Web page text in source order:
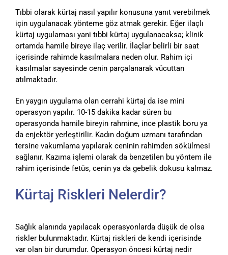
Tıbbi olarak kürtaj nasıl yapılır konusuna yanıt verebilmek
için uygulanacak yönteme göz atmak gerekir. Eğer ilaçlı
kürtaj uygulaması yani tıbbi kürtaj uygulanacaksa; klinik
ortamda hamile bireye ilaç verilir. İlaçlar belirli bir saat
içerisinde rahimde kasılmalara neden olur. Rahim içi
kasılmalar sayesinde cenin parçalanarak vücuttan
atılmaktadır.
En yaygın uygulama olan cerrahi kürtaj da ise mini
operasyon yapılır. 10-15 dakika kadar süren bu
operasyonda hamile bireyin rahmine, ince plastik boru ya
da enjektör yerleştirilir. Kadın doğum uzmanı tarafından
tersine vakumlama yapılarak ceninin rahimden sökülmesi
sağlanır. Kazıma işlemi olarak da benzetilen bu yöntem ile
rahim içerisinde fetüs, cenin ya da gebelik dokusu kalmaz.
Kürtaj Riskleri Nelerdir?
Sağlık alanında yapılacak operasyonlarda düşük de olsa
riskler bulunmaktadır. Kürtaj riskleri de kendi içerisinde
var olan bir durumdur. Operasyon öncesi kürtaj nedir